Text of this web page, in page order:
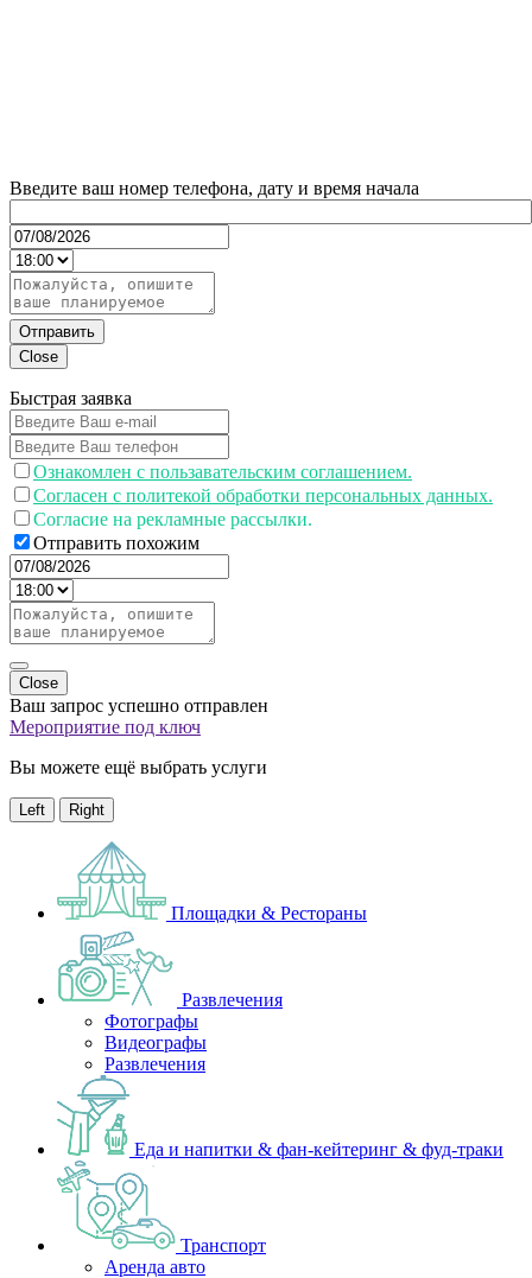
Введите ваш номер телефона, дату и время начала
Отправить
Close
Быстрая заявка
Ознакомлен с пользавательским соглашением.
Согласен с политекой обработки персональных данных.
Согласие на рекламные рассылки.
Отправить похожим
Close
Ваш запрос успешно отправлен
Мероприятие под ключ
Вы можете ещё выбрать услуги
Left Right
Площадки & Рестораны
Развлечения
Фотографы
Видеографы
Развлечения
Еда и напитки & фан-кейтеринг & фуд-траки
Транспорт
Аренда авто